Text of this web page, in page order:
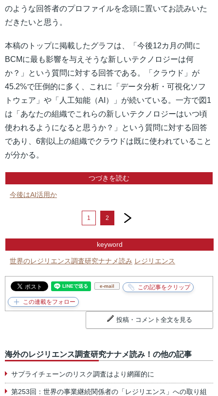
のような回答者のプロファイルを念頭に置いてお読みいた
だきたいと思う。
本稿のトップに掲載したグラフは、「今後12カ月の間に
BCMに最も影響を与えそうな新しいテクノロジーは何
か？」という質問に対する回答である。「クラウド」が
45.2%で圧倒的に多く、これに「データ分析・可視化ソフ
トウェア」や「人工知能（AI）」が続いている。一方で図1
は「あなたの組織でこれらの新しいテクノロジーはいつ頃
使われるようになると思うか？」という質問に対する回答
であり、6割以上の組織でクラウドは既に使われていること
が分かる。
つづきを読む
今後はAI活用か
1 2
next
keyword
世界のレジリエンス調査研究ナナメ読み レジリエンス
e-mail
投稿・コメント全文を見る
海外のレジリエンス調査研究ナナメ読み！の他の記事
サプライチェーンのリスク調査はより網羅的に
第253回：世界の事業継続関係者の「レジリエンス」への取り組